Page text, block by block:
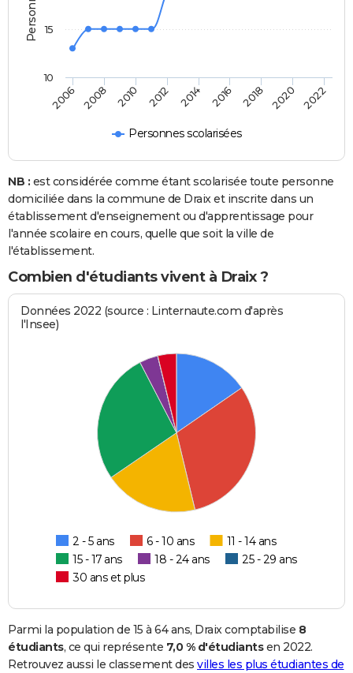
Personnes scolarisées
2006 2008 2010 2012 2014 2016 2018 2020 2022
10
15
NB : est considérée comme étant scolarisée toute personne
domiciliée dans la commune de Draix et inscrite dans un
établissement d'enseignement ou d'apprentissage pour
l'année scolaire en cours, quelle que soit la ville de
l'établissement.
Combien d'étudiants vivent à Draix ?
Données 2022 (source : Linternaute.com d'après
l'Insee)
2 - 5 ans 6 - 10 ans
11 - 14 ans
15 - 17 ans
18 - 24 ans
25 - 29 ans
30 ans et plus
Parmi la population de 15 à 64 ans, Draix comptabilise 8
étudiants, ce qui représente 7,0 % d'étudiantsen 2022.
Retrouvez aussi le classement des villes les plus étudiantes de